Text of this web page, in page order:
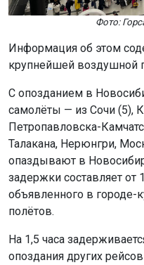
Фото:
Информация об этом
крупнейшей воздушной
С опозданием в
самолёты — из Сочи (5),
Петропавловска-
Талакана, Нерюнгри,
опаздывают в
задержки составляет от
объявленного в городе-
полётов.
На 1,5 часа
опоздания других